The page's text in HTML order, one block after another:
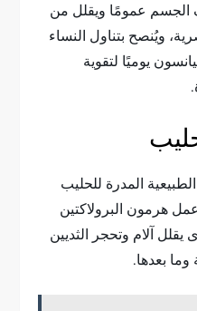
الجسم عمومًا ويقلل من
ويُنصح بتناول النساء
يوميًا لتقوية
المدرة للحليب
عمل هرمون البرولاكتين
آلام وتحجر الثديين
وما بعدها.